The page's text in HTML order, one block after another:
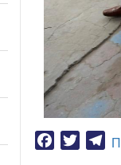
Facebook
Twitter